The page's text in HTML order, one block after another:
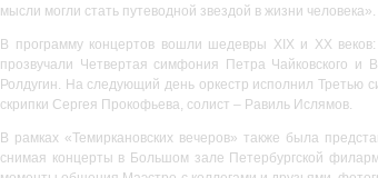
мысли могли стать путеводной звездой в жизни человека».
В программу концертов вошли шедевры XIX и XX
прозвучали Четвертая симфония Петра Чайковского и
Ролдугин. На следующий день оркестр исполнил
скрипки Сергея Прокофьева, солист – Равиль Ислямов.
В рамках «Темиркановских вечеров» также была
снимая концерты в Большом зале Петербургской